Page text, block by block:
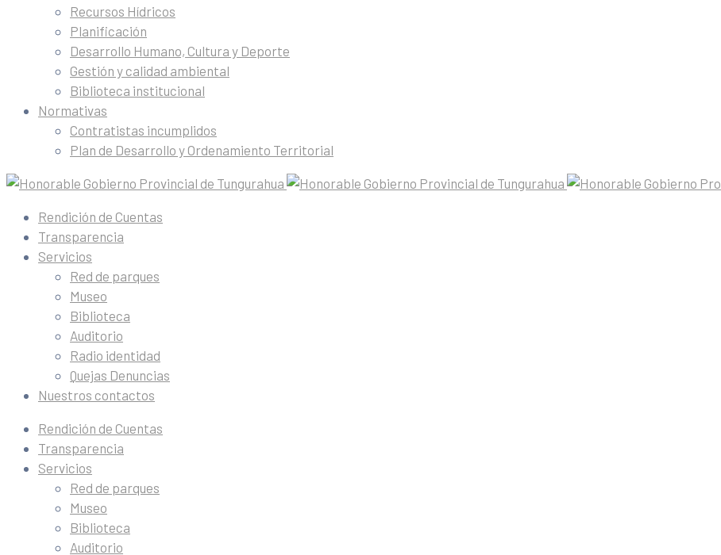
Recursos Hídricos
Planificación
Desarrollo Humano, Cultura y Deporte
Gestión y calidad ambiental
Biblioteca institucional
Normativas
Contratistas incumplidos
Plan de Desarrollo y Ordenamiento Territorial
Rendición de Cuentas
Transparencia
Servicios
Red de parques
Museo
Biblioteca
Auditorio
Radio identidad
Quejas Denuncias
Nuestros contactos
Rendición de Cuentas
Transparencia
Servicios
Red de parques
Museo
Biblioteca
Auditorio